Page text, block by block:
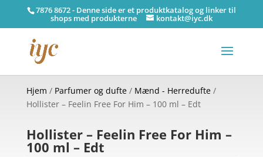
7876 8672 - Denne side er et produktkatalog og linker til
shops med produkterne kontakt@iyc.dk
Hjem / Parfumer og dufte/ Mænd - Herredufte/
Hollister – Feelin Free For Him – 100 ml – Edt
Hollister – Feelin Free For Him –
100 ml – Edt